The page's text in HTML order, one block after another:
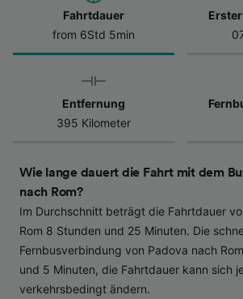
Fahrtdauer
from 6Std 5min
Entfernung
395 Kilometer
Wie lange dauert die Fahrt mit dem
nach Rom?
Im Durchschnitt beträgt die Fahrtdauer
Rom 8 Stunden und 25 Minuten. Die
Fernbusverbindung von Padova nach
und 5 Minuten, die Fahrtdauer kann sich
verkehrsbedingt ändern.
Datenschutzrichtlinie. Diese
werden unseren Partnern
haben keinen Einfluss auf
Daten werden nicht für Tracking-
verwendet, wenn Sie uns gebeten
Surfverhalten nicht zu verfolgen.
Verwendung genauer
Endgeräteeigenschaften zur
aktiv abfragen. Speichern von
Informationen auf einem
Personalisierte Werbung und
von Werbeleistung und der
Inhalten, Zielgruppenforschung
Entwicklung und Verbesserung